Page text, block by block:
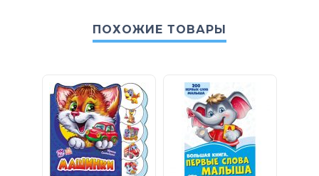
ПОХОЖИЕ ТОВАРЫ